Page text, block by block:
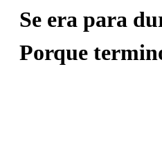
Se era para
Porque